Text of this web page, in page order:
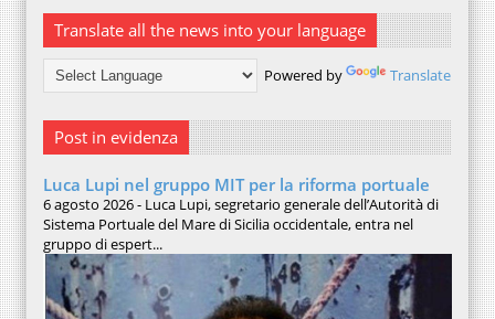
Translate all the news into your language
Powered by Translate
Post in evidenza
Luca Lupi nel gruppo MIT per la riforma portuale
6 agosto 2026 - Luca Lupi, segretario generale dell’Autorità di
Sistema Portuale del Mare di Sicilia occidentale, entra nel
gruppo di espert...